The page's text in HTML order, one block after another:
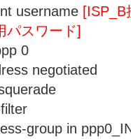
username [ISP_B
パスワード]
0
negotiated
group in